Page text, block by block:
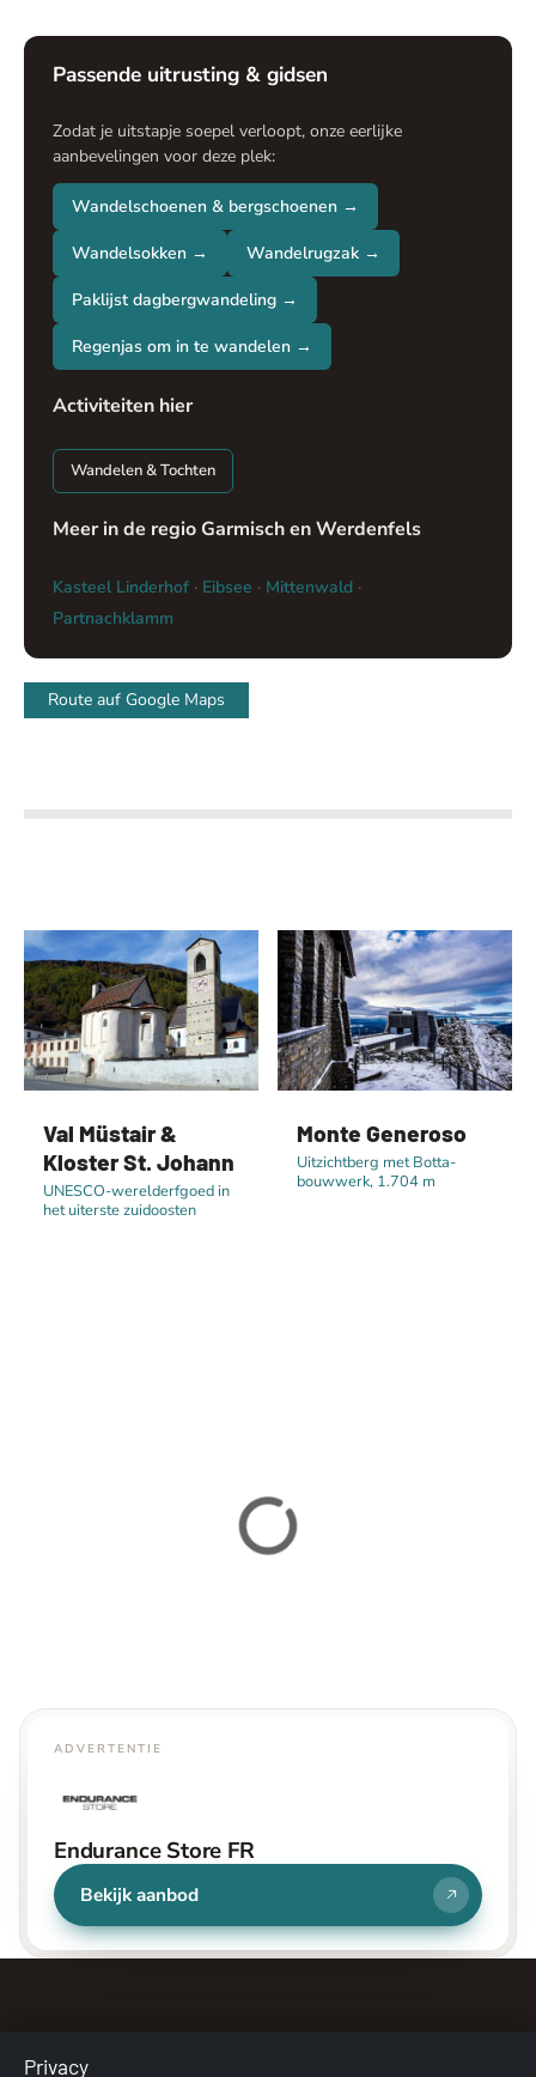
Passende uitrusting & gidsen
Zodat je uitstapje soepel verloopt, onze eerlijke
aanbevelingen voor deze plek:
Wandelschoenen & bergschoenen →
Wandelsokken → Wandelrugzak →
Paklijst dagbergwandeling →
Regenjas om in te wandelen →
Activiteiten hier
Wandelen & Tochten
Meer in de regio Garmisch en Werdenfels
Kasteel Linderhof · Eibsee · Mittenwald ·
Partnachklamm
Route auf Google Maps
Val Müstair &
Kloster St. Johann
UNESCO-werelderfgoed in
het uiterste zuidoosten
Monte Generoso
Uitzichtberg met Botta-
bouwwerk, 1.704 m
ADVERTENTIE
Endurance Store FR
Bekijk aanbod
Privacy